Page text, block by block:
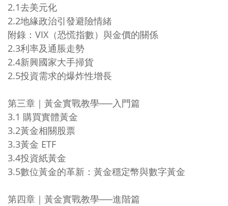
2.1去美元化
2.2地緣政治引發避險情緒
附錄：VIX（恐慌指數）與金價的關係
2.3利率及通脹走勢
2.4新興國家大手掃貨
2.5投資需求的爆炸性增長
第三章｜黃金實戰教學──入門篇
3.1 購買實體黃金
3.2黃金相關股票
3.3黃金 ETF
3.4投資紙黃金
3.5數位黃金的革新：黃金穩定幣與數字黃金
第四章｜黃金實戰教學──進階篇